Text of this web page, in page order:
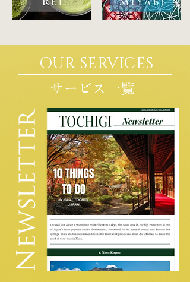
OUR SERVICES
サービス一覧